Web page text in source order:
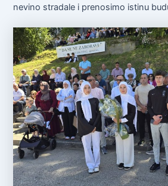
nevino stradale i prenosimo istinu